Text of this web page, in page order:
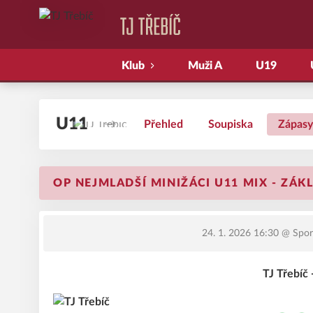
Klub Muži A U19
U11 Přehled Soupiska Zápasy
OP NEJMLADŠÍ MINIŽÁCI U11 MIX -
24. 1. 2026 16:30 @
TJ Třebíč